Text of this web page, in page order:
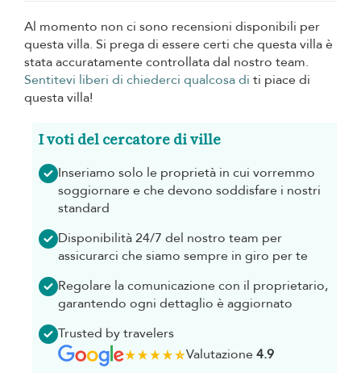
Al momento non ci sono recensioni disponibili per
questa villa. Si prega di essere certi che questa villa è
stata accuratamente controllata dal nostro team.
Sentitevi liberi di chiederci qualcosa di ti piace di
questa villa!
I voti del cercatore di ville
Inseriamo solo le proprietà in cui vorremmo
soggiornare e che devono soddisfare i nostri
standard
Disponibilità 24/7 del nostro team per
assicurarci che siamo sempre in giro per te
Regolare la comunicazione con il proprietario,
garantendo ogni dettaglio è aggiornato
Trusted by travelers
Valutazione4.9